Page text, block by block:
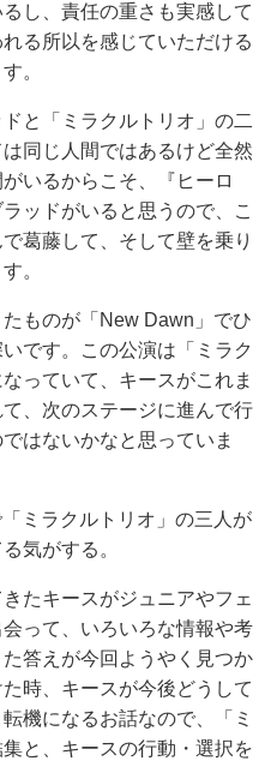
し、責任の重さも実感して
る所以を感じていただける
。
と「ミラクルトリオ」の二
同じ人間ではあるけど全然
いるからこそ、『ヒーロ
ッドがいると思うので、こ
葛藤して、そして壁を乗り
。
ものが「New Dawn」でひ
です。この公演は「ミラク
っていて、キースがこれま
、次のステージに進んで行
はないかなと思っていま
ミラクルトリオ」の三人が
気がする。
たキースがジュニアやフェ
って、いろいろな情報や考
答えが今回ようやく見つか
時、キースが今後どうして
機になるお話なので、「ミ
と、キースの行動・選択を